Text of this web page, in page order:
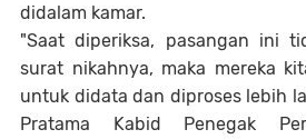
didalam kamar.
"Saat diperiksa, pasangan ini
surat nikahnya, maka mereka
untuk didata dan diproses lebih
Pratama Kabid Penegak